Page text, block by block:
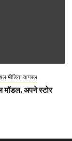
मीडिया वायरल
अपने स्टोर